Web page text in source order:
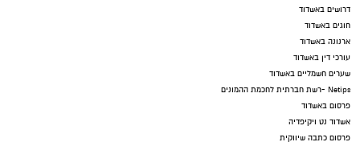
דרושים באשדוד
חוגים באשדוד
ארנונה באשדוד
עורכי דין באשדוד
שערים חשמליים באשדוד
Netips -רשת חברתית לחכמת ההמונים
פרסום באשדוד
אשדוד נט ויקיפדיה
פרסום כתבה שיווקית